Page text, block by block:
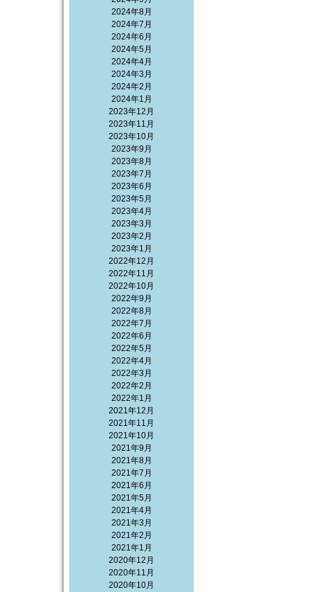
2024年8月
2024年7月
2024年6月
2024年5月
2024年4月
2024年3月
2024年2月
2024年1月
2023年12月
2023年11月
2023年10月
2023年9月
2023年8月
2023年7月
2023年6月
2023年5月
2023年4月
2023年3月
2023年2月
2023年1月
2022年12月
2022年11月
2022年10月
2022年9月
2022年8月
2022年7月
2022年6月
2022年5月
2022年4月
2022年3月
2022年2月
2022年1月
2021年12月
2021年11月
2021年10月
2021年9月
2021年8月
2021年7月
2021年6月
2021年5月
2021年4月
2021年3月
2021年2月
2021年1月
2020年12月
2020年11月
2020年10月